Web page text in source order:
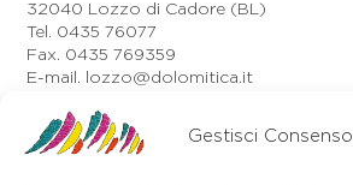
Gestisci Consenso
32040 Lozzo di Cadore (BL)
Tel. 0435 76077
Fax. 0435 769359
E-mail. lozzo@dolomitica.it
Auronzo di Cadore
Via Unione, 21/B
32041 Auronzo di Cadore (BL)